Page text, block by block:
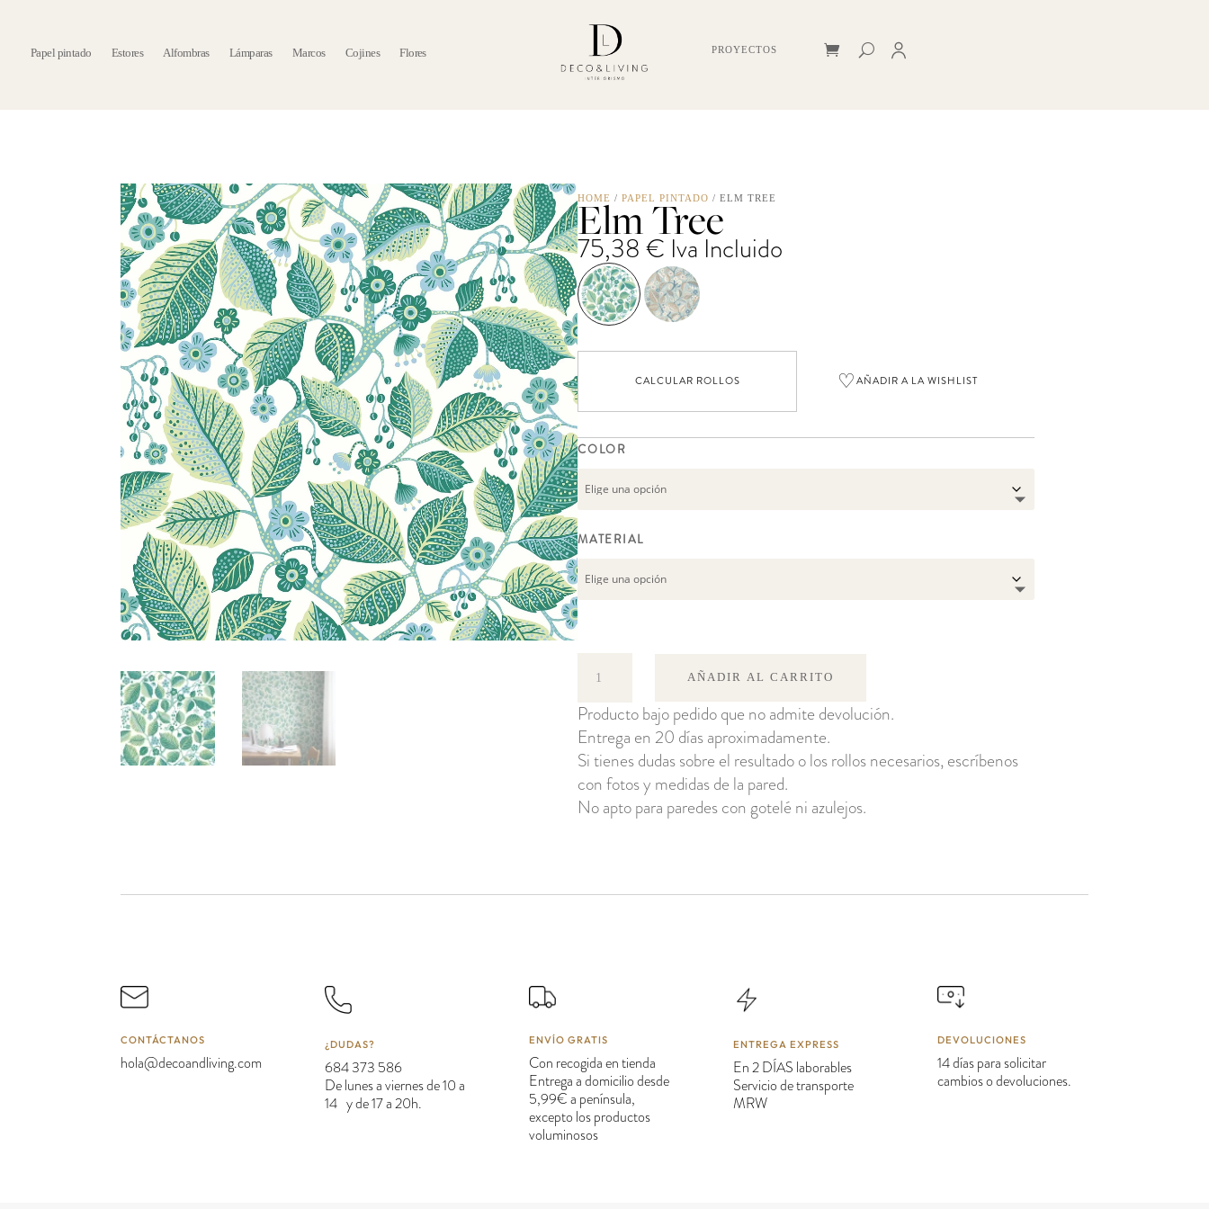
Papel pintado Estores Alfombras Lámparas Marcos Cojines Flores PROYECTOS
HOME /PAPEL PINTADO / ELM TREE
Elm Tree
75,38€ Iva Incluido
CALCULAR ROLLOS ♡AÑADIR A LA WISHLIST
COLOR
MATERIAL
cantidad
AÑADIR AL CARRITO
Producto bajo pedido que no admite devolución.
Entrega en 20 días aproximadamente.
Si tienes dudas sobre el resultado o los rollos necesarios, escríbenos
con fotos y medidas de la pared.
No apto para paredes con gotelé ni azulejos.
CONTÁCTANOS
hola@decoandliving.com
¿DUDAS?
684 373 586
De lunes a viernes de 10 a
14 y de 17 a 20h.
ENVÍO GRATIS
Con recogida en tienda
Entrega a domicilio desde
5,99€ a península,
excepto los productos
voluminosos
ENTREGA EXPRESS
En 2 DÍAS laborables
Servicio de transporte
MRW
DEVOLUCIONES
14 días para solicitar
cambios o devoluciones.